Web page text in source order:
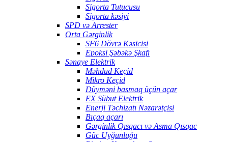
Sigorta Tutucusu
Sigorta kəsiyi
SPD və Arrester
Orta Gərginlik
SF6 Dövrə Kəsicisi
Epoksi Şəbəkə Şkafı
Sənaye Elektrik
Məhdud Keçid
Mikro Keçid
Düyməni basmaq üçün açar
EX Sübut Elektrik
Enerji Təchizatı Nəzarətçisi
Bıçaq açarı
Gərginlik Qısqacı və Asma Qısqac
Güc Uyğunluğu